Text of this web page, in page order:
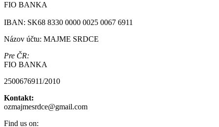
FIO BANKA
IBAN: SK68 8330 0000 0025 0067 6911
Názov účtu: MAJME SRDCE
Pre ČR:
FIO BANKA
2500676911/2010
Kontakt:
ozmajmesrdce@gmail.com
Find us on: